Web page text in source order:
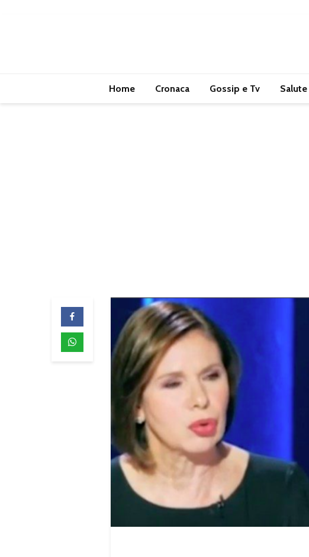
Home Cronaca Gossip e Tv Salute